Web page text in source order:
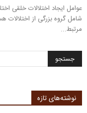
عوامل ایجاد اختلالات خلقی
شامل گروه بزرگی از
مرتبط...
نوشته‌های تازه